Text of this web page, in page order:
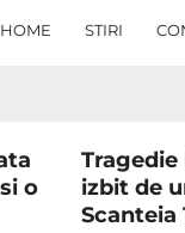
HOME STIRI
unui
o
izbit de
Scanteia